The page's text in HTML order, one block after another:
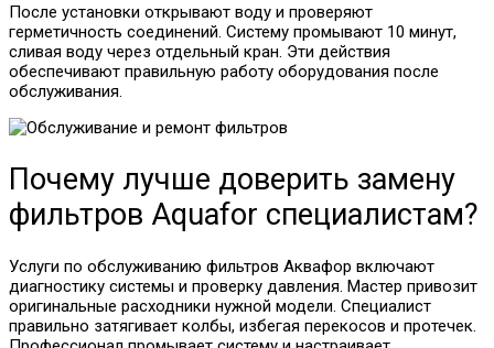
После установки открывают воду и проверяют
герметичность соединений. Систему промывают 10 минут,
сливая воду через отдельный кран. Эти действия
обеспечивают правильную работу оборудования после
обслуживания.
Почему лучше доверить замену
фильтров Aquafor специалистам?
Услуги по обслуживанию фильтров Аквафор включают
диагностику системы и проверку давления. Мастер привозит
оригинальные расходники нужной модели. Специалист
правильно затягивает колбы, избегая перекосов и протечек.